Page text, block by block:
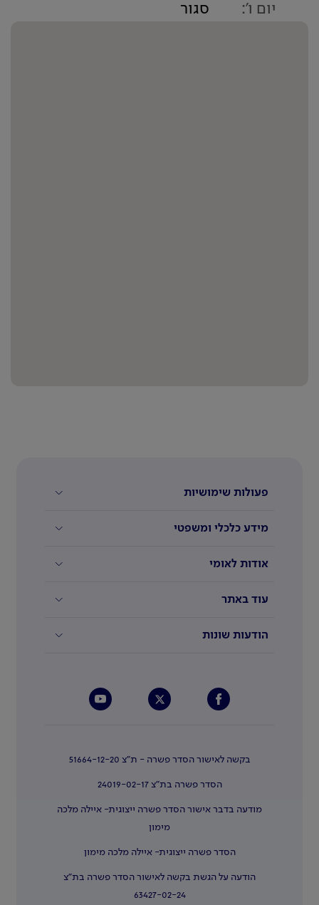
יום ו':
סגור
פעולות שימושיות
מידע כלכלי ומשפטי
אודות לאומי
עוד באתר
הודעות שונות
בקשה לאישור הסדר פשרה - ת"צ 51664-12-20
הסדר פשרה בת"צ 24019-02-17
מודעה בדבר אישור הסדר פשרה ייצוגית- איילה מלכה
מימון
הסדר פשרה ייצוגית- איילה מלכה מימון
הודעה על הגשת בקשה לאישור הסדר פשרה בת"צ
63427-02-24